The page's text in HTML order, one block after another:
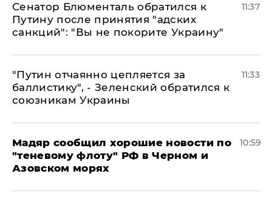
Сенатор Блюменталь обратился к
Путину после принятия "адских
санкций": "Вы не покорите Украину"
11:37
"Путин отчаянно цепляется за
баллистику", - Зеленский обратился к
союзникам Украины
11:33
Мадяр сообщил хорошие новости по
"теневому флоту" РФ в Черном и
Азовском морях
10:59